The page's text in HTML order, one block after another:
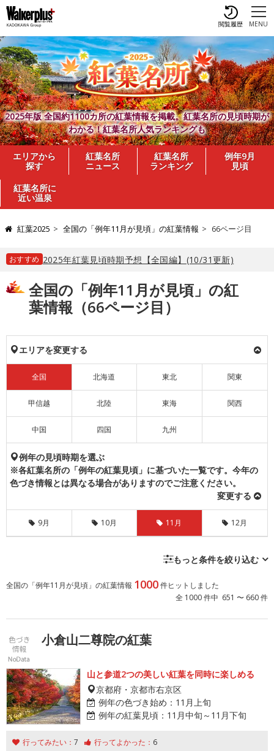
MENU
閲覧履歴
2025年版 全国約1100カ所の紅葉情報を掲載。紅葉名所の見頃時期が
わかる！紅葉名所人気ランキングも
エリアから
探す
紅葉名所
ニュース
紅葉名所
ランキング
例年9月
見頃
紅葉名所に
近い温泉
紅葉2025 全国の「例年11月が見頃」の紅葉情報 66ページ目
おすすめ 2025年紅葉見頃時期予想【全国編】(10/31更新)
全国の「例年11月が見頃」の紅
葉情報（66ページ目）
エリアを変更する
全国 北海道 東北 関東
甲信越 北陸 東海 関西
中国 四国 九州
例年の見頃時期を選ぶ
※各紅葉名所の「例年の紅葉見頃」に基づいた一覧です。今年の
色づき情報とは異なる場合がありますのでご注意ください。
変更する
9月 10月 11月 12月
もっと条件を絞り込む
全国の「例年11月が見頃」の紅葉情報 1000件ヒットしました
全 1000 件中 651 〜 660 件
小倉山二尊院の紅葉
山と参道2つの美しい紅葉を同時に楽しめる
京都府・京都市右京区
例年の色づき始め： 11月上旬
例年の紅葉見頃： 11月中旬～11月下旬
行ってみたい： 7 行ってよかった： 6